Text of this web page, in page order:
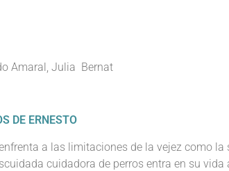
Amaral, Julia Bernat
DE ERNESTO
a las limitaciones de la vejez como
cuidadora de perros entra en su